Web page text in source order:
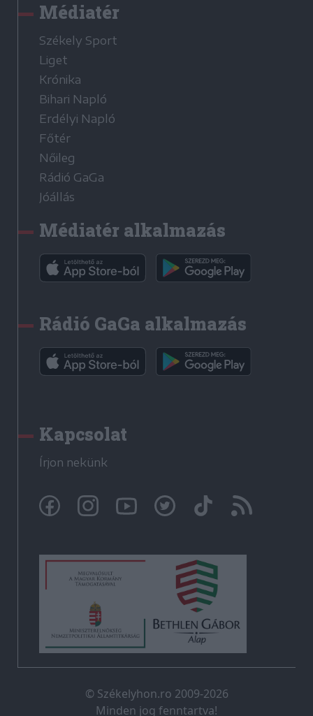
Médiatér
Székely Sport
Liget
Krónika
Bihari Napló
Erdélyi Napló
Főtér
Nőileg
Rádió GaGa
Jóállás
Médiatér alkalmazás
Rádió GaGa alkalmazás
Kapcsolat
Írjon nekünk
© Székelyhon.ro 2009-2026
Minden jog fenntartva!